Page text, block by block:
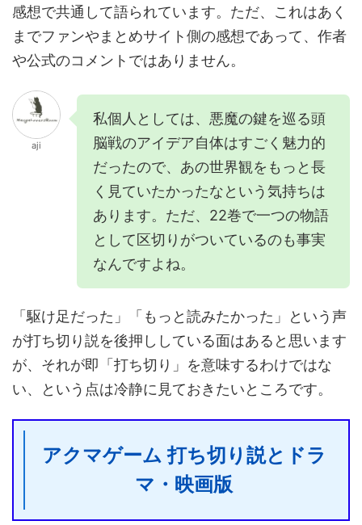
感想で共通して語られています。ただ、これはあく
までファンやまとめサイト側の感想であって、作者
や公式のコメントではありません。
aji
私個人としては、悪魔の鍵を巡る頭
脳戦のアイデア自体はすごく魅力的
だったので、あの世界観をもっと長
く見ていたかったなという気持ちは
あります。ただ、22巻で一つの物語
として区切りがついているのも事実
なんですよね。
「駆け足だった」「もっと読みたかった」という声
が打ち切り説を後押ししている面はあると思います
が、それが即「打ち切り」を意味するわけではな
い、という点は冷静に見ておきたいところです。
アクマゲーム 打ち切り説とドラ
マ・映画版